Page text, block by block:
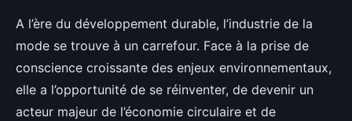
A l’ère du développement durable, l’industrie de la
mode se trouve à un carrefour. Face à la prise de
conscience croissante des enjeux environnementaux,
elle a l’opportunité de se réinventer, de devenir un
acteur majeur de l’économie circulaire et de